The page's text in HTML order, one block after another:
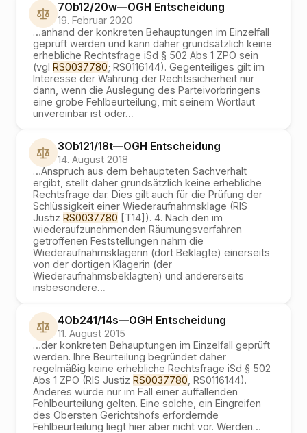
7Ob12/20w—OGH Entscheidung
19. Februar 2020
…anhand der konkreten Behauptungen im Einzelfall
geprüft werden und kann daher grundsätzlich keine
erhebliche Rechtsfrage iSd § 502 Abs 1 ZPO sein
(vgl RS0037780; RS0116144). Gegenteiliges gilt im
Interesse der Wahrung der Rechtssicherheit nur
dann, wenn die Auslegung des Parteivorbringens
eine grobe Fehlbeurteilung, mit seinem Wortlaut
unvereinbar ist oder…
3Ob121/18t—OGH Entscheidung
14. August 2018
…Anspruch aus dem behaupteten Sachverhalt
ergibt, stellt daher grundsätzlich keine erhebliche
Rechtsfrage dar. Dies gilt auch für die Prüfung der
Schlüssigkeit einer Wiederaufnahmsklage (RIS
Justiz RS0037780 [T14]). 4. Nach den im
wiederaufzunehmenden Räumungsverfahren
getroffenen Feststellungen nahm die
Wiederaufnahmsklägerin (dort Beklagte) einerseits
von der dortigen Klägerin (der
Wiederaufnahmsbeklagten) und andererseits
insbesondere…
4Ob241/14s—OGH Entscheidung
11. August 2015
…der konkreten Behauptungen im Einzelfall geprüft
werden. Ihre Beurteilung begründet daher
regelmäßig keine erhebliche Rechtsfrage iSd § 502
Abs 1 ZPO (RIS Justiz RS0037780 , RS0116144).
Anderes würde nur im Fall einer auffallenden
Fehlbeurteilung gelten. Eine solche, ein Eingreifen
des Obersten Gerichtshofs erfordernde
Fehlbeurteilung liegt hier aber nicht vor. Werden…